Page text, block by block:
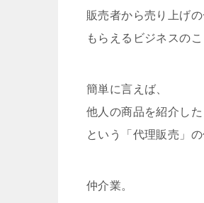
販売者から売り上げ
もらえるビジネスのこ
簡単に言えば、
他人の商品を紹介し
という「代理販売」の
仲介業。